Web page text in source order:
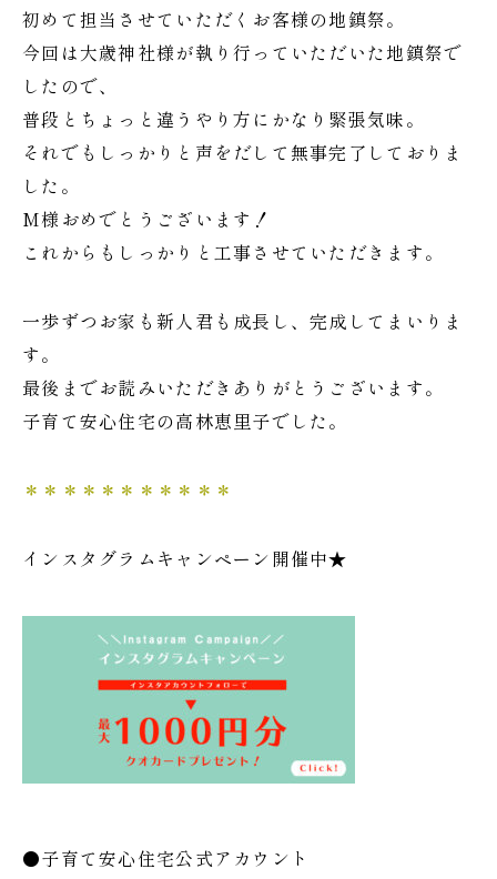
初めて担当させていただくお客様の地鎮祭。
今回は大歳神社様が執り行っていただいた地鎮祭で
したので、
普段とちょっと違うやり方にかなり緊張気味。
それでもしっかりと声をだして無事完了しておりま
した。
M様おめでとうございます！
これからもしっかりと工事させていただきます。
一歩ずつお家も新人君も成長し、完成してまいりま
す。
最後までお読みいただきありがとうございます。
子育て安心住宅の高林恵里子でした。
＊＊＊＊＊＊＊＊＊＊＊
インスタグラムキャンペーン開催中★
●子育て安心住宅公式アカウント